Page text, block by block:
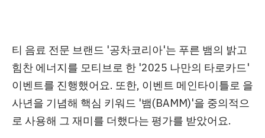
티 음료 전문 브랜드 '공차코리아'는 푸른 뱀의 밝고
힘찬 에너지를 모티브로 한 '2025 나만의 타로카드'
이벤트를 진행했어요. 또한, 이벤트 메인타이틀로 을
사년을 기념해 핵심 키워드 '뱀(BAMM)'을 중의적으
로 사용해 그 재미를 더했다는 평가를 받았어요.